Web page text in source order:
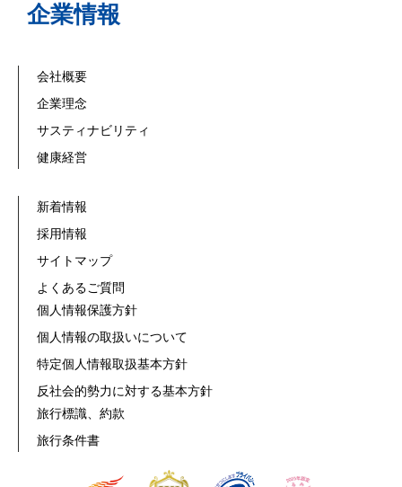
企業情報
会社概要
企業理念
サスティナビリティ
健康経営
新着情報
採用情報
サイトマップ
よくあるご質問
個人情報保護方針
個人情報の取扱いについて
特定個人情報取扱基本方針
反社会的勢力に対する基本方針
旅行標識、約款
旅行条件書